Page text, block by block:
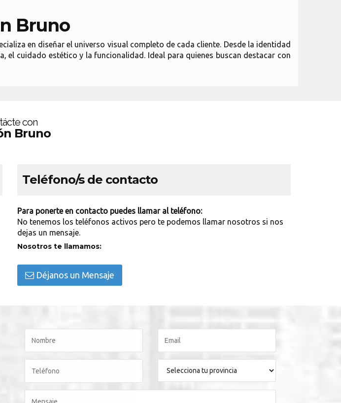
Bruno
en diseñar el universo visual completo de cada cliente. Desde la identidad
el cuidado estético y la funcionalidad. Ideal para quienes buscan destacar con
con
Bruno
Teléfono/s de contacto
Para ponerte en contacto puedes llamar al teléfono:
No tenemos los teléfonos activos pero te podemos llamar nosotros si nos
dejas un mensaje.
Nosotros te llamamos:
Déjanos un Mensaje